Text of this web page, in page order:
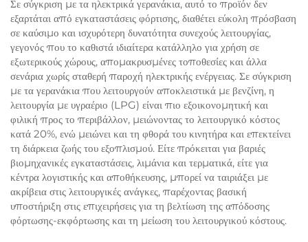
Σε σύγκριση με τα ηλεκτρικά γερανάκια, αυτό το προϊόν δεν
εξαρτάται από εγκαταστάσεις φόρτισης, διαθέτει εύκολη πρόσβαση
σε καύσιμο και ισχυρότερη δυνατότητα συνεχούς λειτουργίας,
γεγονός που το καθιστά ιδιαίτερα κατάλληλο για χρήση σε
εξωτερικούς χώρους, απομακρυσμένες τοποθεσίες και άλλα
σενάρια χωρίς σταθερή παροχή ηλεκτρικής ενέργειας. Σε σύγκριση
με τα γερανάκια που λειτουργούν αποκλειστικά με βενζίνη, η
λειτουργία με υγραέριο (LPG) είναι πιο εξοικονομητική και
φιλική προς το περιβάλλον, μειώνοντας το λειτουργικό κόστος
κατά 20%, ενώ μειώνει και τη φθορά του κινητήρα και επεκτείνει
τη διάρκεια ζωής του εξοπλισμού. Είτε πρόκειται για βαριές
βιομηχανικές εγκαταστάσεις, λιμάνια και τερματικά, είτε για
κέντρα λογιστικής και αποθήκευσης, μπορεί να ταιριάξει με
ακρίβεια στις λειτουργικές ανάγκες, παρέχοντας βασική
υποστήριξη στις επιχειρήσεις για τη βελτίωση της απόδοσης
φόρτωσης-εκφόρτωσης και τη μείωση του λειτουργικού κόστους.